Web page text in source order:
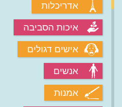
אדריכלות
איכות הסביבה
אישים דגולים
אנשים
אמנות